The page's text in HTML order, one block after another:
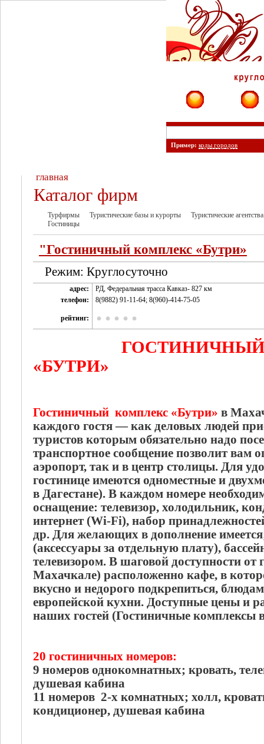
Пример: коды городов
главная
Каталог фирм
Турфирмы Туристические базы и курорты
Туристические агентства
Гостиницы
"Гостиничный комплекс «Бутри»
Режим: Круглосуточно
адрес:
РД, Федеральная трасса Кавказ- 827 км
телефон:
8(9882) 91-11-64; 8(960)-414-75-05
рейтинг:
«БУТРИ»
Гостиничный комплекс «Бутри» в
каждого гостя — как деловых людей
туристов которым обязательно надо
транспортное сообщение позволит вам
аэропорт, так и в центр столицы. Для
гостинице имеются одноместные и
в Дагестане). В каждом номере
оснащение: телевизор, холодильник,
интернет (Wi-Fi), набор
др. Для желающих в дополнение
(аксессуары за отдельную плату),
телевизором. В шаговой доступности от
Махачкале) расположенно кафе, в
вкусно и недорого подкрепиться,
европейской кухни. Доступные цены и
наших гостей (Гостиничные комплексы
20 гостиничных номеров:
9 номеров однокомнатных; кровать,
душевая кабина
11 номеров 2-х комнатных; холл,
кондиционер, душевая кабина